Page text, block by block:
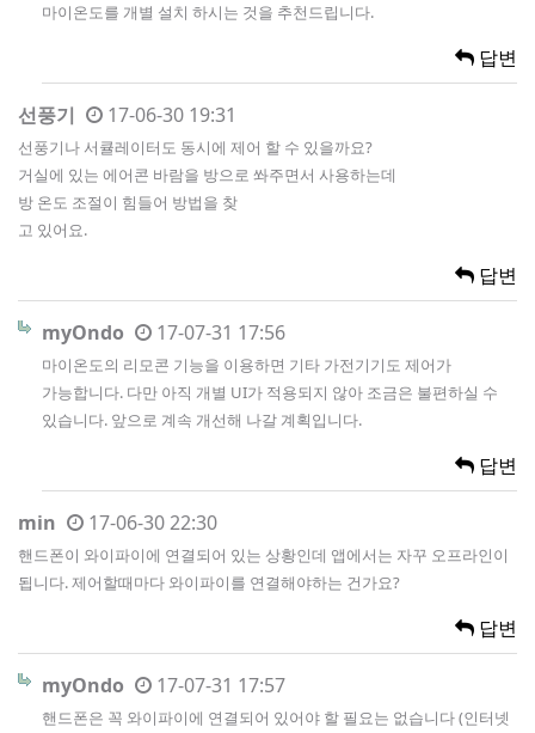
마이온도를 개별 설치 하시는 것을 추천드립니다.
답변
선풍기 17-06-30 19:31
선풍기나 서큘레이터도 동시에 제어 할 수 있을까요?
거실에 있는 에어콘 바람을 방으로 쏴주면서 사용하는데
방 온도 조절이 힘들어 방법을 찾
고 있어요.
답변
myOndo 17-07-31 17:56
마이온도의 리모콘 기능을 이용하면 기타 가전기기도 제어가
가능합니다. 다만 아직 개별 UI가 적용되지 않아 조금은 불편하실 수
있습니다. 앞으로 계속 개선해 나갈 계획입니다.
답변
min 17-06-30 22:30
핸드폰이 와이파이에 연결되어 있는 상황인데 앱에서는 자꾸 오프라인이
됩니다. 제어할때마다 와이파이를 연결해야하는 건가요?
답변
myOndo 17-07-31 17:57
핸드폰은 꼭 와이파이에 연결되어 있어야 할 필요는 없습니다 (인터넷